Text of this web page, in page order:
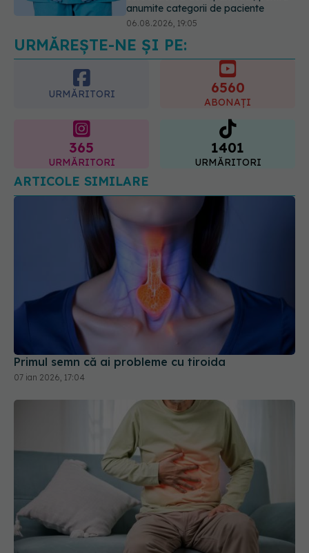
EXCLUSIV Brahiterapie vs
ginecologic. Dr. Sorin Bogdan
(SANADOR) explică diferența și
cum acționează tratamentul
URMĂREȘTE-NE ȘI PE:
URMĂRITORI 6560
ABONAȚI
365
URMĂRITORI
1401
URMĂRITORI
ARTICOLE SIMILARE
Primul semn că ai probleme cu tiroida
07 ian 2026, 17:04